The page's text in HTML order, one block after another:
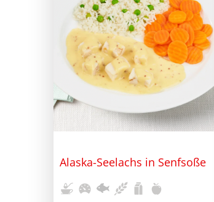
Alaska-Seelachs in Senfsoße